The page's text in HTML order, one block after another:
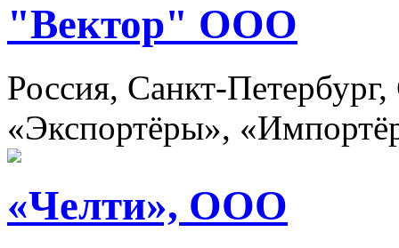
"Вектор" ООО
Россия, Санкт-
«Экспортёры»,
«Челти», ООО